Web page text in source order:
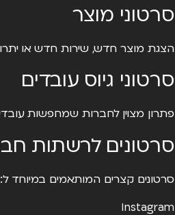
סרטוני מוצר
הצגת מוצר חדש, שירות חדש או
סרטוני גיוס עובדים
פתרון מצוין לחברות שמחפשות
סרטונים לרשתות
סרטונים קצרים המותאמים במיוחד ל:
Instagram